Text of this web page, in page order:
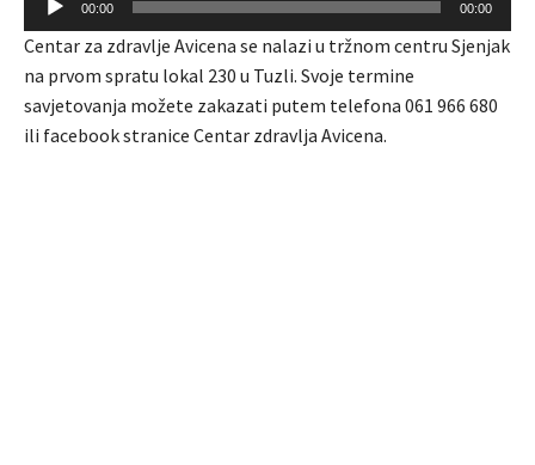
u
d
i
o
P
00:00 00:00
Centar za zdravlje Avicena se nalazi u tržnom centru Sjenjak
na prvom spratu lokal 230 u Tuzli. Svoje termine
savjetovanja možete zakazati putem telefona 061 966 680
ili facebook stranice Centar zdravlja Avicena.